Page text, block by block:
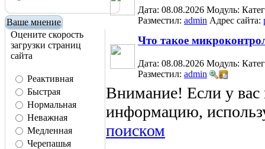
Ваше мнение
Оцените скорость
загрузки страниц
сайта
Реактивная
Быстрая
Нормальная
Неважная
Медленная
Черепашья
Дата: 08.08.2026 Модуль:
Разместил: admin Адрес сайта:
Что такое
Дата: 08.08.2026 Модуль:
Разместил: admin
Внимание! Если у
информацию,
поиском